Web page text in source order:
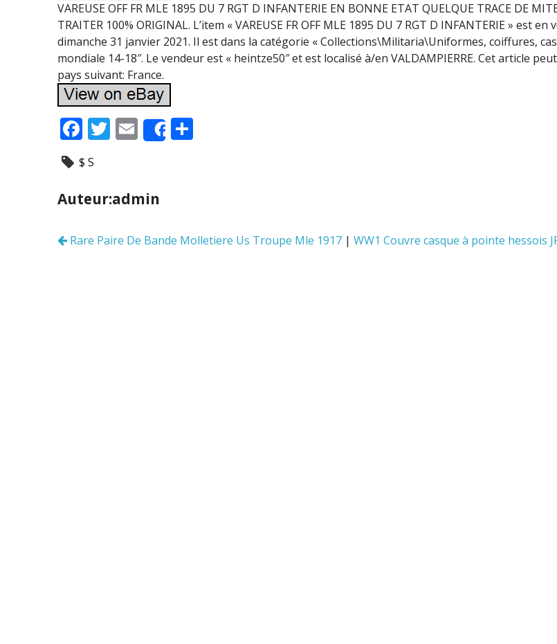
VAREUSE OFF FR MLE 1895 DU 7 RGT D INFANTERIE EN BONNE ETAT QUELQUE TRACE DE
TRAITER 100% ORIGINAL. L’item « VAREUSE FR OFF MLE 1895 DU 7 RGT D INFANTERIE » est
dimanche 31 janvier 2021. Il est dans la catégorie « Collections\Militaria\Uniformes, coiffures,
mondiale 14-18″. Le vendeur est « heintze50″ et est localisé à/en VALDAMPIERRE. Cet article
pays suivant: France.
F
ac
e
b
o
T
er
E
m
l
Share
$ S
Auteur:admin
Navigation
Rare Paire De Bande Molletiere Us Troupe Mle 1917 | WW1 Couvre casque à pointe hessois